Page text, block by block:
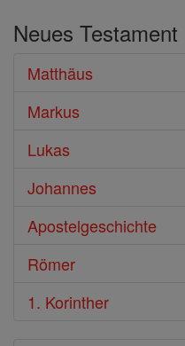
Bibel
Neues Testament
Matthäus
Markus
Lukas
Johannes
Apostelgeschichte
Römer
1. Korinther